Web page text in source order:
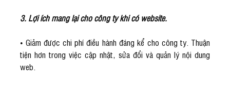
3. Lợi ích mang lại cho công ty khi có website.
• Giảm được chi phí điều hành đáng kể cho công ty. Thuận
tiện hơn trong việc cập nhật, sửa đổi và quản lý nội dung
web.